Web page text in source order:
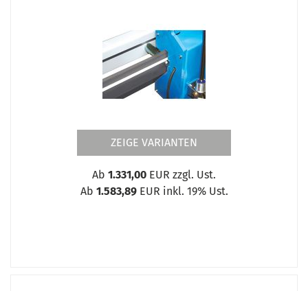
ZEIGE VARIANTEN
Ab 1.331,00 EUR zzgl. Ust.
Ab 1.583,89EUR inkl. 19% Ust.